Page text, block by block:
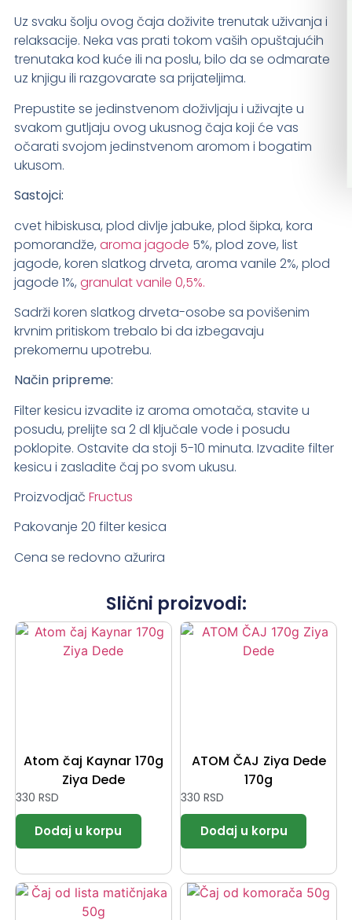
Uz svaku šolju ovog čaja doživite trenutak uživanja i
relaksacije. Neka vas prati tokom vaših opuštajućih
trenutaka kod kuće ili na poslu, bilo da se odmarate
uz knjigu ili razgovarate sa prijateljima.
Prepustite se jedinstvenom doživljaju i uživajte u
svakom gutljaju ovog ukusnog čaja koji će vas
očarati svojom jedinstvenom aromom i bogatim
ukusom.
Sastojci:
cvet hibiskusa, plod divlje jabuke, plod šipka, kora
pomorandže, aroma jagode 5%, plod zove, list
jagode, koren slatkog drveta, aroma vanile 2%, plod
jagode 1%, granulat vanile 0,5%.
Sadrži koren slatkog drveta-osobe sa povišenim
krvnim pritiskom trebalo bi da izbegavaju
prekomernu upotrebu.
Način pripreme:
Filter kesicu izvadite iz aroma omotača, stavite u
posudu, prelijte sa 2 dl ključale vode i posudu
poklopite. Ostavite da stoji 5-10 minuta. Izvadite filter
kesicu i zasladite čaj po svom ukusu.
Proizvodjač Fructus
Pakovanje 20 filter kesica
Cena se redovno ažurira
Slični proizvodi:
Atom čaj Kaynar 170g
Ziya Dede
330 RSD
ATOM ČAJ Ziya Dede
170g
330 RSD